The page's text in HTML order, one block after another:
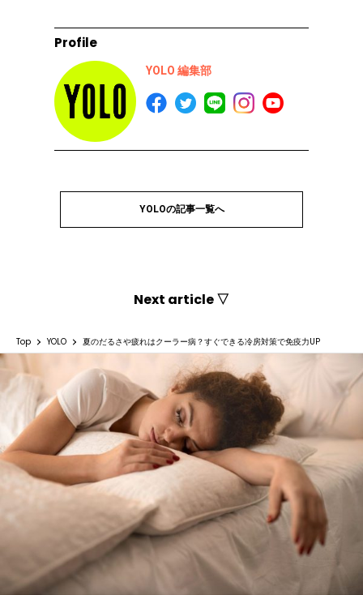
Profile
YOLO 編集部
YOLOの記事一覧へ
Next article ▽
Top YOLO 夏のだるさや疲れはクーラー病？すぐできる冷房対策で免疫力UP